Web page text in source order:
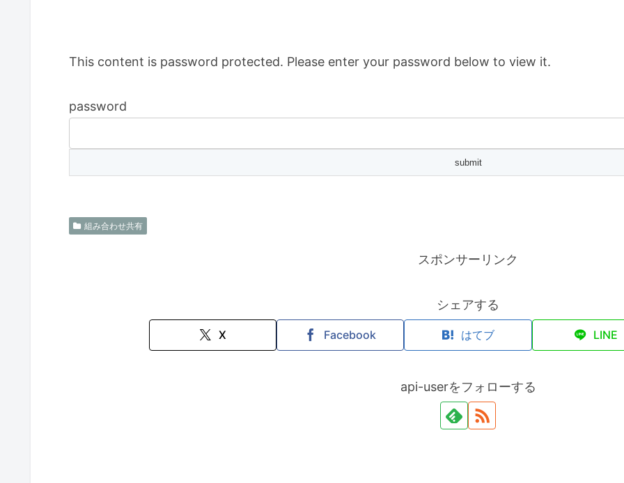
This content is password protected. Please enter your password below to view it.
password
組み合わせ共有
スポンサーリンク
シェアする
X Facebook はてブ LINE
api-userをフォローする